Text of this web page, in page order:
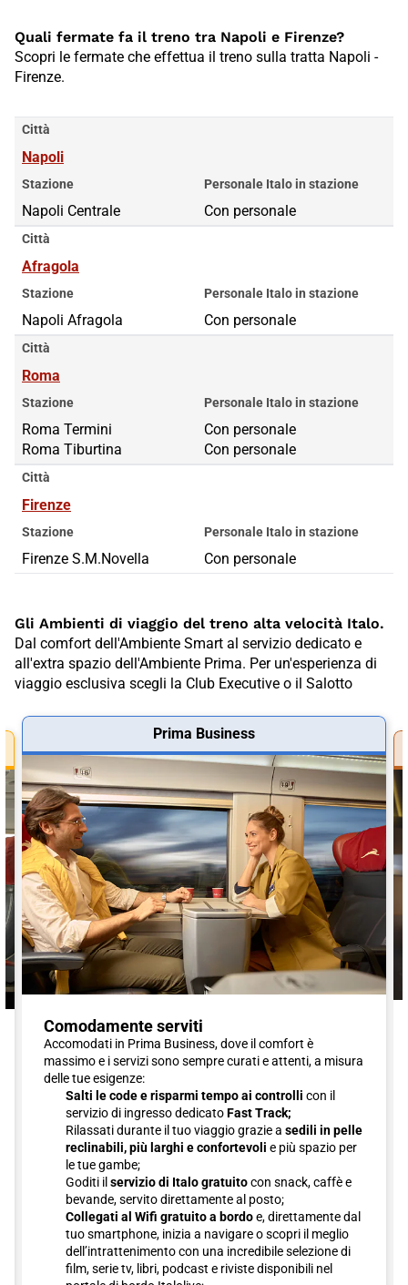
Quali fermate fa il treno tra Napoli e Firenze?
Scopri le fermate che effettua il treno sulla tratta Napoli -
Firenze.
Città
Napoli
Stazione
Napoli Centrale
Personale Italo in stazione
Con personale
Città
Afragola
Stazione
Napoli Afragola
Personale Italo in stazione
Con personale
Città
Roma
Stazione
Roma Termini
Roma Tiburtina
Personale Italo in stazione
Roma Termini
Con personale
Roma Tiburtina
Con personale
Città
Firenze
Stazione
Firenze S.M.Novella
Personale Italo in stazione
Con personale
Gli Ambienti di viaggio del treno alta velocità Italo.
Dal comfort dell'Ambiente Smart al servizio dedicato e
all'extra spazio dell'Ambiente Prima. Per un'esperienza di
viaggio esclusiva scegli la Club Executive o il Salotto
Prima Business
Comodamente serviti
Accomodati in Prima Business, dove il comfort è
massimo e i servizi sono sempre curati e attenti, a misura
delle tue esigenze:
Salti le code e risparmi tempo ai controlli con il
servizio di ingresso dedicatoFast Track;
Rilassati durante il tuo viaggio grazie a sedili in pelle
reclinabili, più larghi e confortevoli e più spazio per
le tue gambe;
Goditi il servizio di Italo gratuitocon snack, caffè e
bevande, servito direttamente al posto;
Collegati al Wifi gratuito a bordoe, direttamente dal
tuo smartphone, inizia a navigare o scopri il meglio
dell’intrattenimento con una incredibile selezione di
film, serie tv, libri, podcast e riviste disponibili nel